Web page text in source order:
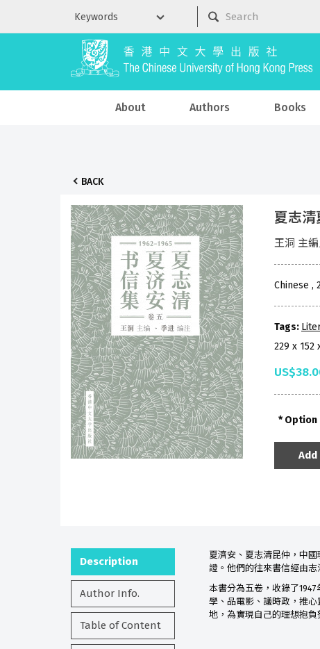
About Authors Books
BACK
夏志清
王洞 主
Chinese ,
Tags:
229 x 152
Option
Description
Author Info.
Table of Content
夏濟安、夏志清昆仲，中
證。他們的往來書信經由
本書分為五卷，收錄了
學、品電影、議時政，推
地，為實現自己的理想抱負